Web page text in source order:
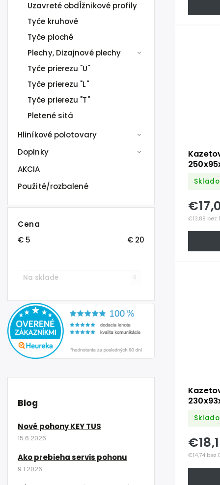
Uzavreté obdĺžnikové profily
Tyče kruhové
Tyče ploché
Plechy, Dizajnové plechy
Tyče prierezu "U"
Tyče prierezu "L"
Tyče prierezu "T"
Pletené sitá
Hliníkové polotovary
Doplnky
AKCIA
Použité/rozbalené
Cena
€ 5 € 20
Na sklade 0
Blog
Nové pohony KEY TUS
15.6.2026
Ako prebieha servis pohonu
9.1.2026
€13,88 bez
€14,74 bez